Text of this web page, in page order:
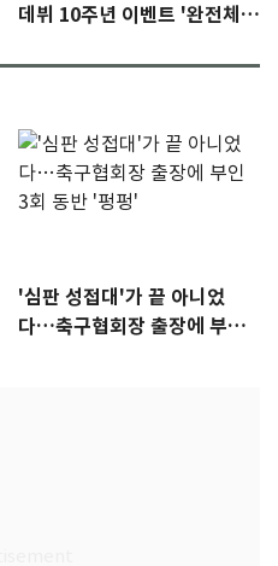
데뷔 10주년 이벤트 '완전체'
'심판 성접대'가 끝 아니었
다…축구협회장 출장에 부인